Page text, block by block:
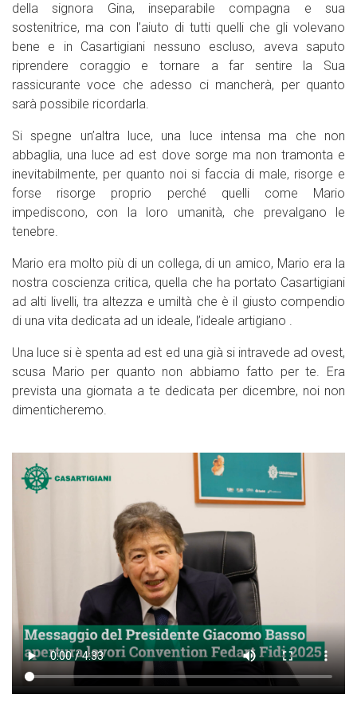
della signora Gina, inseparabile compagna e sua
sostenitrice, ma con l’aiuto di tutti quelli che gli volevano
bene e in Casartigiani nessuno escluso, aveva saputo
riprendere coraggio e tornare a far sentire la Sua
rassicurante voce che adesso ci mancherà, per quanto
sarà possibile ricordarla.
Si spegne un’altra luce, una luce intensa ma che non
abbaglia, una luce ad est dove sorge ma non tramonta e
inevitabilmente, per quanto noi si faccia di male, risorge e
forse risorge proprio perché quelli come Mario
impediscono, con la loro umanità, che prevalgano le
tenebre.
Mario era molto più di un collega, di un amico, Mario era la
nostra coscienza critica, quella che ha portato Casartigiani
ad alti livelli, tra altezza e umiltà che è il giusto compendio
di una vita dedicata ad un ideale, l’ideale artigiano .
Una luce si è spenta ad est ed una già si intravede ad ovest,
scusa Mario per quanto non abbiamo fatto per te. Era
prevista una giornata a te dedicata per dicembre, noi non
dimenticheremo.